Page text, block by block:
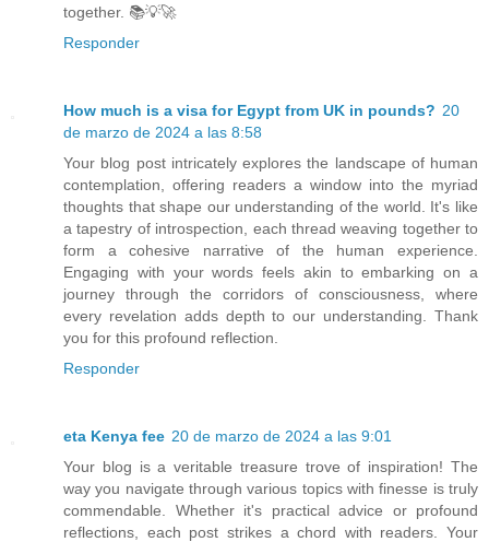
together. 📚💡🚀
Responder
How much is a visa for Egypt from UK in pounds? 20
de marzo de 2024 a las 8:58
Your blog post intricately explores the landscape of human
contemplation, offering readers a window into the myriad
thoughts that shape our understanding of the world. It's like
a tapestry of introspection, each thread weaving together to
form a cohesive narrative of the human experience.
Engaging with your words feels akin to embarking on a
journey through the corridors of consciousness, where
every revelation adds depth to our understanding. Thank
you for this profound reflection.
Responder
eta Kenya fee 20 de marzo de 2024 a las 9:01
Your blog is a veritable treasure trove of inspiration! The
way you navigate through various topics with finesse is truly
commendable. Whether it's practical advice or profound
reflections, each post strikes a chord with readers. Your